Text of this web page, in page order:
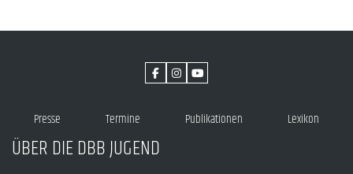
Presse Termine Publikationen Lexikon
ÜBER DIE DBB JUGEND